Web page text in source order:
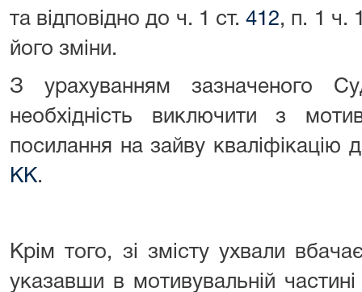
та відповідно до ч. 1 ст.412, п. 1 ч.
його зміни.
З урахуванням зазначеного
необхідність виключити з
посилання на зайву
КК.
Крім того, зі змісту ухвали
указавши в мотивувальній